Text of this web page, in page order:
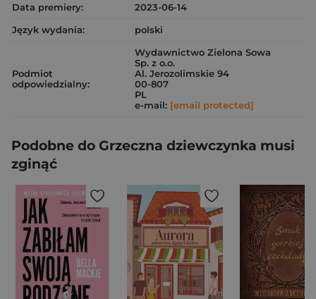
Data premiery:
2023-06-14
Język wydania:
polski
Podmiot
odpowiedzialny:
Wydawnictwo Zielona Sowa
Sp. z o.o.
Al. Jerozolimskie 94
00-807
PL
e-mail: [email protected]
Podobne do Grzeczna dziewczynka musi
zginąć